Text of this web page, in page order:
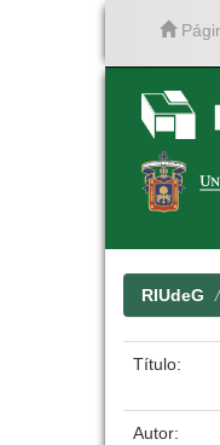
RIUdeG
Título:
Autor: